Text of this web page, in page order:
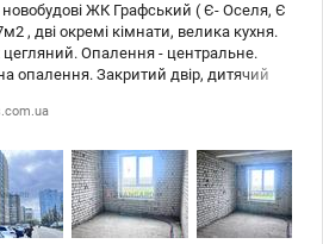
ЖК Графський ( Є- Оселя, Є
, дві окремі кімнати, велика кухня.
цегляний. Опалення - центральне.
опалення. Закритий двір, дитячий
транспорту, школи, дит. садачки,